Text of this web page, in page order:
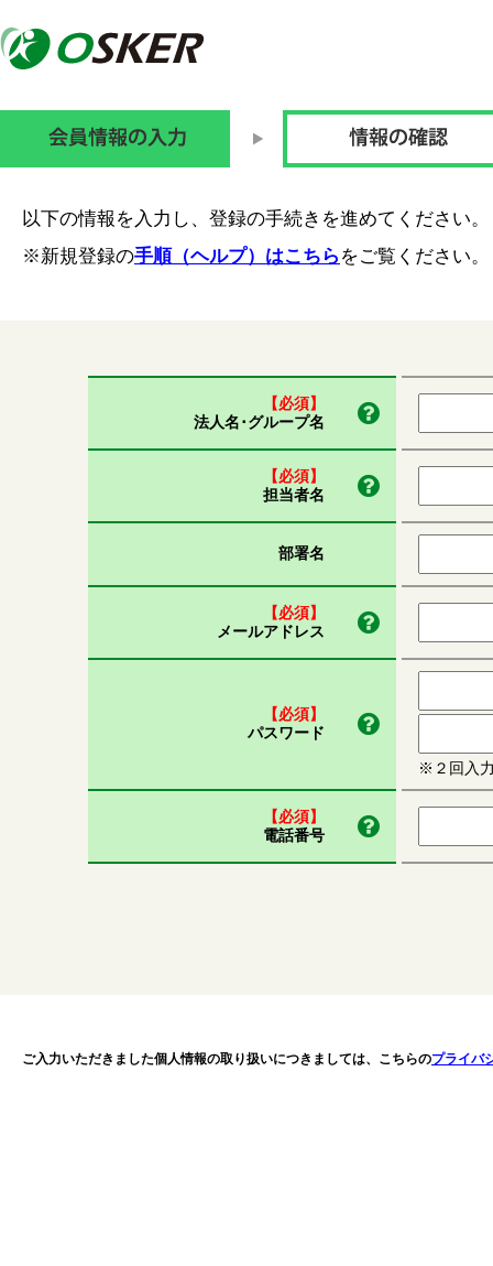
以下の情報を入力し、登録の手続きを進めてください。
※新規登録の手順（ヘルプ）はこちら をご覧ください。
【必須】
法人名･グループ名
【必須】
担当者名
部署名
【必須】
メールアドレス
【必須】
パスワード
※２回入
【必須】
電話番号
ご入力いただきました個人情報の取り扱いにつきましては、こちらのプライバ